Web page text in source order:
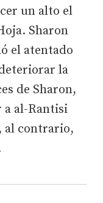
un alto el
Sharon
el atentado
la
de Sharon,
a al-Rantisi
al contrario,